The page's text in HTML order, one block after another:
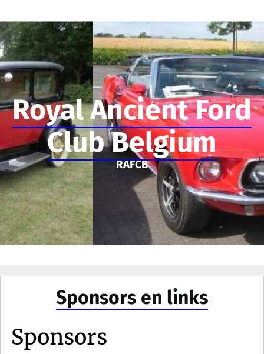
Royal Ancient Ford
Club Belgium
RAFCB
Sponsors en links
Sponsors